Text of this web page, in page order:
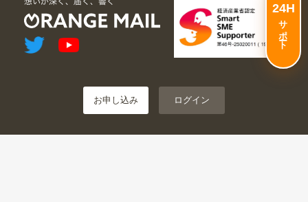
お申し込み ログイン
24H
サポート